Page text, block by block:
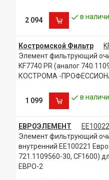
2 094 в
Костромской Фильтр
Элемент фильтрующий
KF7740 PR (аналог
КОСТРОМА -
1 099 в
ЕВРОЭЛЕМЕНТ
Элемент фильтрующий
внутренний ЕЕ100221
721.1109560-30, CF1600)
ЕВРО-2